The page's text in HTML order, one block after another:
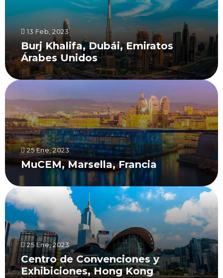
13 Feb, 2023
Burj Khalifa, Dubái, Emiratos
Árabes Unidos
25 Ene, 2023
MuCEM, Marsella, Francia
25 Ene, 2023
Centro de Convenciones y
Exhibiciones, Hong Kong